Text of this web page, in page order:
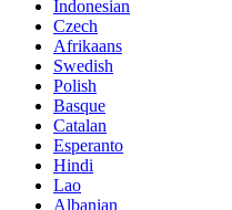
Indonesian
Czech
Afrikaans
Swedish
Polish
Basque
Catalan
Esperanto
Hindi
Lao
Albanian